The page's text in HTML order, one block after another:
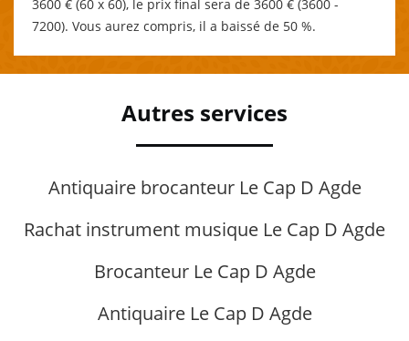
3600 € (60 x 60), le prix final sera de 3600 € (3600 -
7200). Vous aurez compris, il a baissé de 50 %.
Autres services
Antiquaire brocanteur Le Cap D Agde
Rachat instrument musique Le Cap D Agde
Brocanteur Le Cap D Agde
Antiquaire Le Cap D Agde